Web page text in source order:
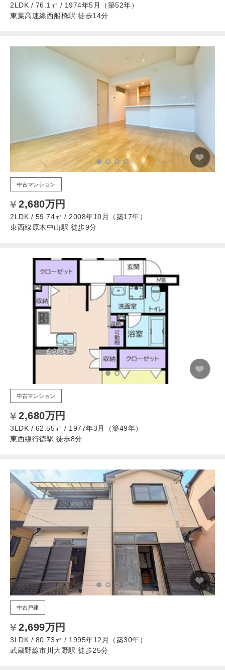
2LDK / 76.1㎡ / 1974年5月（築52年）
東葉高速線西船橋駅 徒歩14分
中古マンション
2,680万円
2LDK / 59.74㎡ / 2008年10月（築17年）
東西線原木中山駅 徒歩9分
中古マンション
2,680万円
3LDK / 62.55㎡ / 1977年3月（築49年）
東西線行徳駅 徒歩8分
中古戸建
2,699万円
3LDK / 80.73㎡ / 1995年12月（築30年）
武蔵野線市川大野駅 徒歩25分